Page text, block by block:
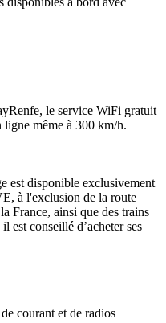
le service WiFi gratuit
ligne même à 300 km/h.
est disponible exclusivement
à l'exclusion de la route
France, ainsi que des trains
est conseillé d’acheter ses
courant et de radios